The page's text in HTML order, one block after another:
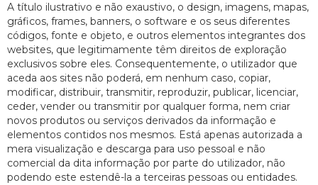
A título ilustrativo e não exaustivo, o design, imagens, mapas,
gráficos, frames, banners, o software e os seus diferentes
códigos, fonte e objeto, e outros elementos integrantes dos
websites, que legitimamente têm direitos de exploração
exclusivos sobre eles. Consequentemente, o utilizador que
aceda aos sites não poderá, em nenhum caso, copiar,
modificar, distribuir, transmitir, reproduzir, publicar, licenciar,
ceder, vender ou transmitir por qualquer forma, nem criar
novos produtos ou serviços derivados da informação e
elementos contidos nos mesmos. Está apenas autorizada a
mera visualização e descarga para uso pessoal e não
comercial da dita informação por parte do utilizador, não
podendo este estendê-la a terceiras pessoas ou entidades.